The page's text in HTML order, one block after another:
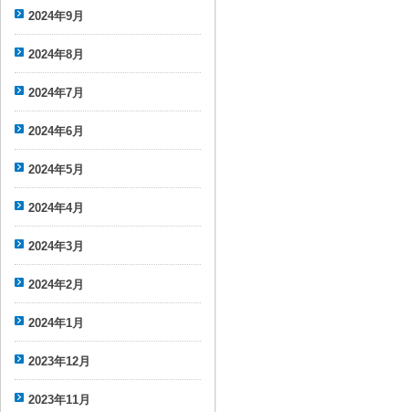
2024年9月
2024年8月
2024年7月
2024年6月
2024年5月
2024年4月
2024年3月
2024年2月
2024年1月
2023年12月
2023年11月